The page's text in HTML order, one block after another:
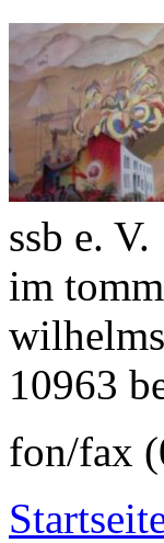
ssb e. V.
im
10963
fon/fax